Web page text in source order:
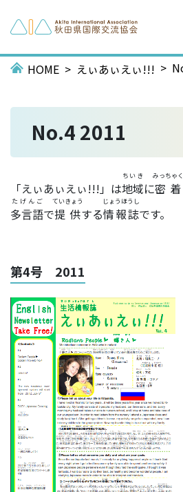
HOME えぃあぃえぃ!!!
No.4 2011
「えぃあぃえぃ!!!」は地域
ちいき
に密着
みっちゃく
多言語
たげんご
で提供
ていきょう
する情報誌
じょうほうし
です。
第4号 2011